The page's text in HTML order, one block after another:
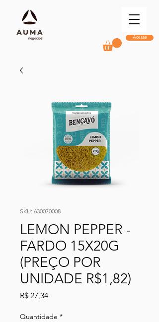
Acesse
SKU: 630070008
LEMON PEPPER -
FARDO 15X20G
(PREÇO POR
UNIDADE R$1,82)
R$ 27,34Preço
Quantidade *